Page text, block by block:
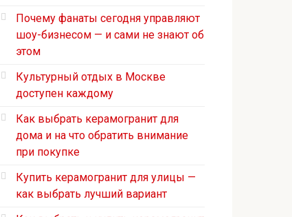
Почему фанаты сегодня управляют
шоу-бизнесом — и сами не знают об
этом
Культурный отдых в Москве
доступен каждому
Как выбрать керамогранит для
дома и на что обратить внимание
при покупке
Купить керамогранит для улицы —
как выбрать лучший вариант